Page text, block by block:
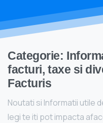
Categorie:
facturi, taxe si
Facturis
Noutati si Informatii utile
legi te iti pot impacta